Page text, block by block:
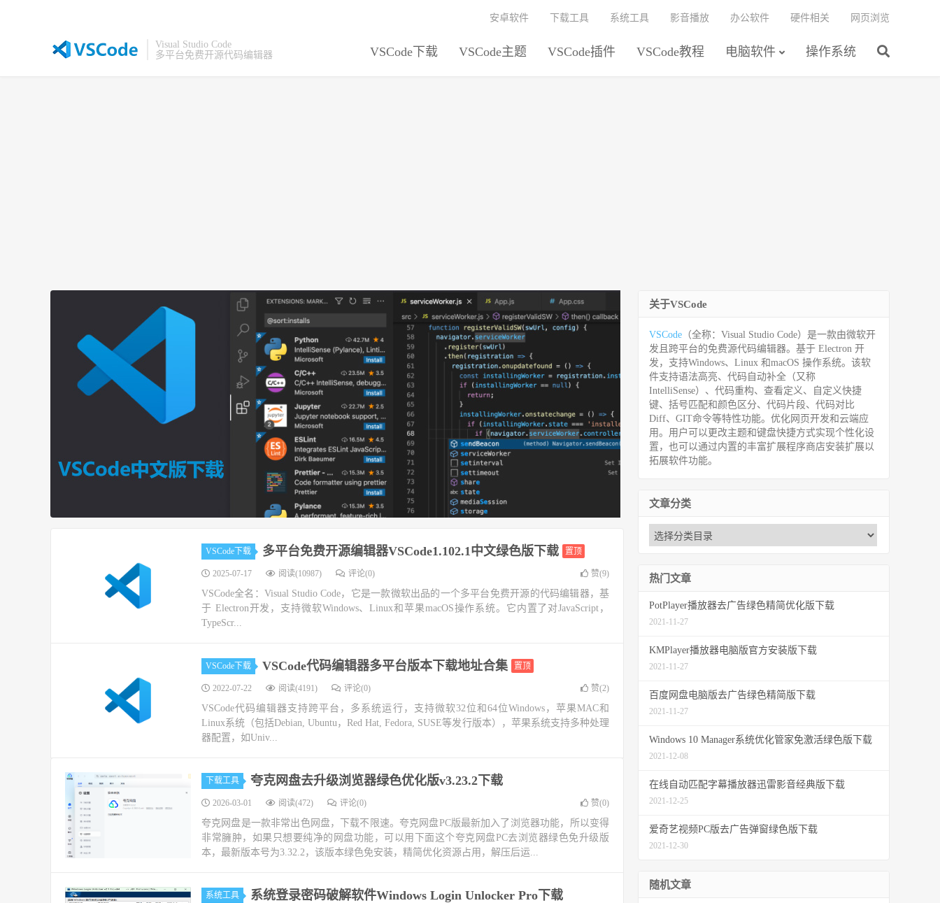
Visual Studio Code
多平台免费开源代码编辑器
VSCode下载 VSCode主题 VSCode插件 VSCode教程 电脑软件 操作系统
安卓软件 下载工具 系统工具 影音播放 办公软件 硬件相关 网页浏览
VSCode下载 多平台免费开源编辑器VSCode1.102.1中文绿色版下载 置顶
2025-07-17 阅读(10987) 评论(0) 赞(9)
VSCode全名：Visual Studio Code，它是一款微软出品的一个多平台免费开源的代码编辑器，基
于 Electron开发，支持微软Windows、Linux和苹果macOS操作系统。它内置了对JavaScript，
TypeScr...
VSCode下载 VSCode代码编辑器多平台版本下载地址合集 置顶
2022-07-22 阅读(4191) 评论(0) 赞(2)
VSCode代码编辑器支持跨平台，多系统运行，支持微软32位和64位Windows，苹果MAC和
Linux系统（包括Debian, Ubuntu，Red Hat, Fedora, SUSE等发行版本），苹果系统支持多种处理
器配置，如Univ...
下载工具 夸克网盘去升级浏览器绿色优化版v3.23.2下载
2026-03-01 阅读(472) 评论(0) 赞(0)
夸克网盘是一款非常出色网盘，下载不限速。夸克网盘PC版最新加入了浏览器功能，所以变得
非常臃肿，如果只想要纯净的网盘功能，可以用下面这个夸克网盘PC去浏览器绿色免升级版
本，最新版本号为3.32.2，该版本绿色免安装，精简优化资源占用，解压后运...
系统工具 系统登录密码破解软件Windows Login Unlocker Pro下载
关于VSCode
VSCode （全称：Visual Studio Code）是一款由微软开
发且跨平台的免费源代码编辑器。基于 Electron 开
发，支持Windows、Linux 和macOS 操作系统。该软
件支持语法高亮、代码自动补全（又称
IntelliSense）、代码重构、查看定义、自定义快捷
键、括号匹配和颜色区分、代码片段、代码对比
Diff、GIT命令等特性功能。优化网页开发和云端应
用。用户可以更改主题和键盘快捷方式实现个性化设
置，也可以通过内置的丰富扩展程序商店安装扩展以
拓展软件功能。
文章分类
热门文章
PotPlayer播放器去广告绿色精简优化版下载
2021-11-27
KMPlayer播放器电脑版官方安装版下载
2021-11-27
百度网盘电脑版去广告绿色精简版下载
2021-11-27
Windows 10 Manager系统优化管家免激活绿色版下载
2021-12-08
在线自动匹配字幕播放器迅雷影音经典版下载
2021-12-25
爱奇艺视频PC版去广告弹窗绿色版下载
2021-12-30
随机文章